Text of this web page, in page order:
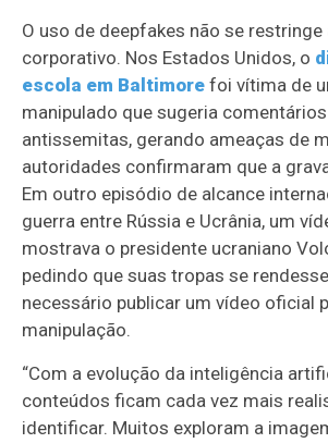
O uso de deepfakes não se restringe
corporativo. Nos Estados Unidos, o
escola em Baltimore foi vítima de
manipulado que sugeria
antissemitas, gerando ameaças de
autoridades confirmaram que a
Em outro episódio de alcance
guerra entre Rússia e Ucrânia, um
mostrava o presidente ucraniano
pedindo que suas tropas se
necessário publicar um vídeo oficial
manipulação.
“Com a evolução da inteligência
conteúdos ficam cada vez mais
identificar. Muitos exploram a